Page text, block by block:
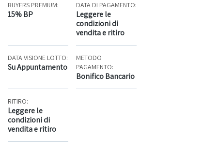
BUYERS PREMIUM:
15% BP
DATA DI PAGAMENTO:
Leggere le
condizioni di
vendita e ritiro
DATA VISIONE LOTTO:
Su Appuntamento
METODO
PAGAMENTO:
Bonifico Bancario
RITIRO:
Leggere le
condizioni di
vendita e ritiro